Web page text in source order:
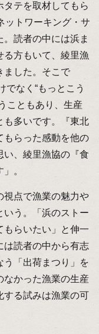
テを取材してもら
ットワーキング・サ
読者の中には浜ま
る方もいて、綾里漁
ました。そこで
でなく“もっとこう
こともあり、生産
も多いです。『東北
もらった感動を他の
い、綾里漁協の『食
。
視点で漁業の魅力や
いう。「浜のストー
もらいたい」と伸一
は読者の中から有志
う「出荷まつり」を
なかった漁業の生産
する試みは漁業の可